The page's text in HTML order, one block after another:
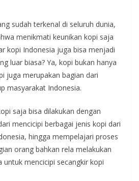
sudah terkenal di seluruh dunia,
menikmati keunikan kopi saja
kopi Indonesia juga bisa menjadi
luar biasa? Ya, kopi bukan hanya
juga merupakan bagian dari
masyarakat Indonesia.
saja bisa dilakukan dengan
mencicipi berbagai jenis kopi dari
hingga mempelajari proses
orang bahkan rela melakukan
untuk mencicipi secangkir kopi